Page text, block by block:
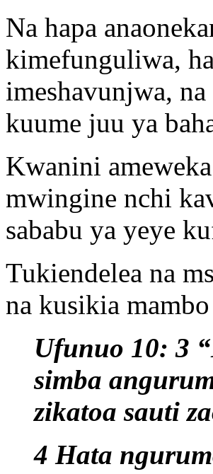
Na hapa
kimefunguliwa,
imeshavunjwa,
kuume juu ya
Kwanini
mwingine nchi
sababu ya yeye
Tukiendelea na
na kusikia
Ufunuo 10: 3
simba
zikatoa sauti
4 Hata